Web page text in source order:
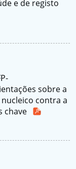
e de registo
sobre a
contra a
chave